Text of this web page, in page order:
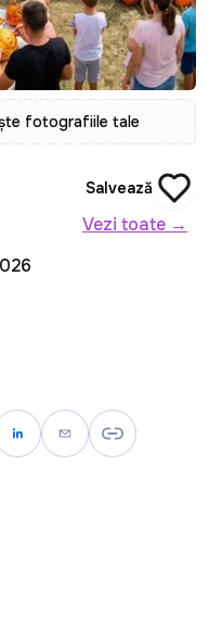
fotografiile tale
Salvează
Vezi toate →